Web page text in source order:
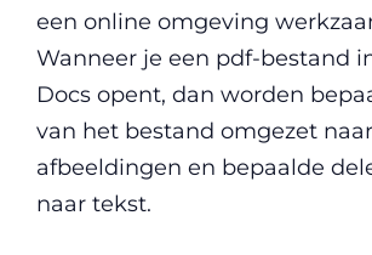
een online omgeving
Wanneer je een pdf-bestand
Docs opent, dan worden
van het bestand omgezet naar
afbeeldingen en bepaalde
naar tekst.